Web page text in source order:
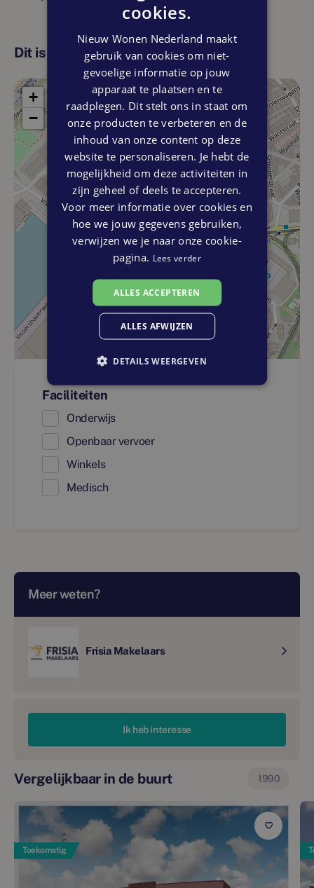
Dit is de locatie
+
−
Faciliteiten
Onderwijs
Openbaar vervoer
Winkels
Medisch
Meer weten?
Frisia Makelaars
Ik heb interesse
Vergelijkbaar in de buurt 1990
Toekomstig
cookies.
Nieuw Wonen Nederland maakt
gebruik van cookies om niet-
gevoelige informatie op jouw
apparaat te plaatsen en te
raadplegen. Dit stelt ons in staat om
onze producten te verbeteren en de
inhoud van onze content op deze
website te personaliseren. Je hebt de
mogelijkheid om deze activiteiten in
zijn geheel of deels te accepteren.
Voor meer informatie over cookies en
hoe we jouw gegevens gebruiken,
verwijzen we je naar onze cookie-
pagina. Lees verder
ALLES ACCEPTEREN
ALLES AFWIJZEN
DETAILS WEERGEVEN